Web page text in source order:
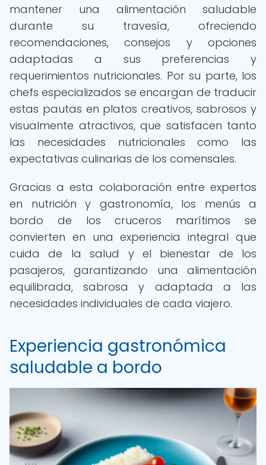
mantener una alimentación saludable
durante su travesía, ofreciendo
recomendaciones, consejos y opciones
adaptadas a sus preferencias y
requerimientos nutricionales. Por su parte, los
chefs especializados se encargan de traducir
estas pautas en platos creativos, sabrosos y
visualmente atractivos, que satisfacen tanto
las necesidades nutricionales como las
expectativas culinarias de los comensales.
Gracias a esta colaboración entre expertos
en nutrición y gastronomía, los menús a
bordo de los cruceros marítimos se
convierten en una experiencia integral que
cuida de la salud y el bienestar de los
pasajeros, garantizando una alimentación
equilibrada, sabrosa y adaptada a las
necesidades individuales de cada viajero.
Experiencia gastronómica
saludable a bordo